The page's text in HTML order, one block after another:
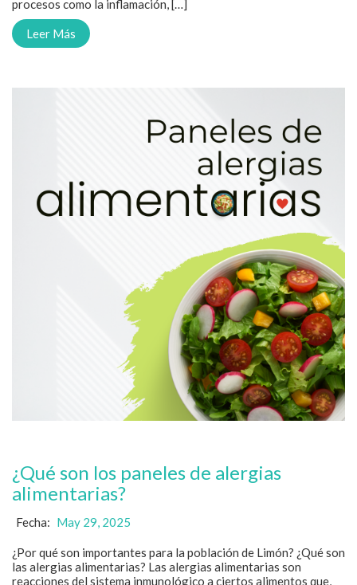
procesos como la inflamación, […]
Leer Más
¿Qué son los paneles de alergias
alimentarias?
Fecha: May 29, 2025
¿Por qué son importantes para la población de Limón? ¿Qué son
las alergias alimentarias? Las alergias alimentarias son
reacciones del sistema inmunológico a ciertos alimentos que,